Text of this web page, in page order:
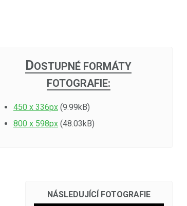
DOSTUPNÉ FORMÁTY
FOTOGRAFIE:
450 x 336px (9.99kB)
800 x 598px (48.03kB)
NÁSLEDUJÍCÍ FOTOGRAFIE